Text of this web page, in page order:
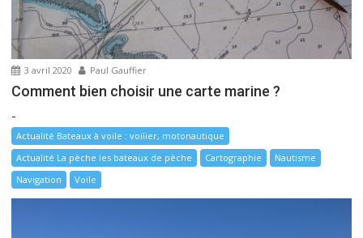
3 avril 2020 Paul Gauffier
Comment bien choisir une carte marine ?
-
Actualité Bateaux à voile : voilier, motonautique
Actualité La pèche les bateaux de pèche
Cartographie
Nautisme
Navigation
Voile